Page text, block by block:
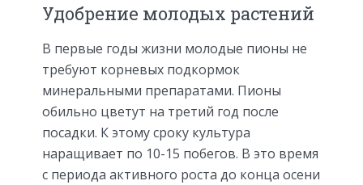
Удобрение молодых растений
В первые годы жизни молодые пионы не
требуют корневых подкормок
минеральными препаратами. Пионы
обильно цветут на третий год после
посадки. К этому сроку культура
наращивает по 10-15 побегов. В это время
с периода активного роста до конца осени